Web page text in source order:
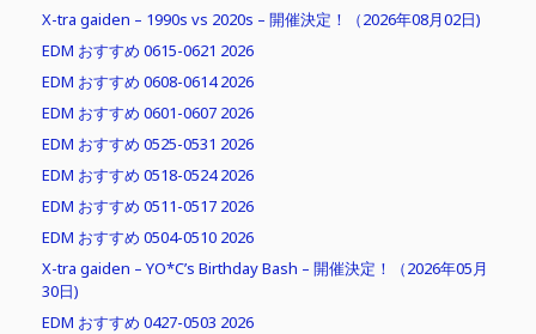
X-tra gaiden – 1990s vs 2020s – 開催決定！（2026年08月02日)
EDM おすすめ 0615-0621 2026
EDM おすすめ 0608-0614 2026
EDM おすすめ 0601-0607 2026
EDM おすすめ 0525-0531 2026
EDM おすすめ 0518-0524 2026
EDM おすすめ 0511-0517 2026
EDM おすすめ 0504-0510 2026
X-tra gaiden – YO*C’s Birthday Bash – 開催決定！（2026年05月
30日)
EDM おすすめ 0427-0503 2026